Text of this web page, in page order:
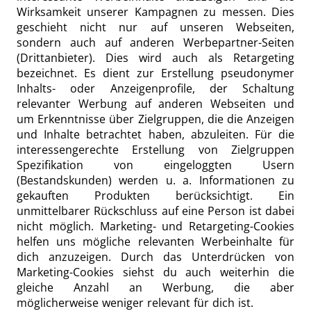
Wirksamkeit unserer Kampagnen zu messen. Dies
geschieht nicht nur auf unseren Webseiten,
sondern auch auf anderen Werbepartner-Seiten
(Drittanbieter). Dies wird auch als Retargeting
bezeichnet. Es dient zur Erstellung pseudonymer
Inhalts- oder Anzeigenprofile, der Schaltung
relevanter Werbung auf anderen Webseiten und
um Erkenntnisse über Zielgruppen, die die Anzeigen
und Inhalte betrachtet haben, abzuleiten. Für die
interessengerechte Erstellung von Zielgruppen
Spezifikation von eingeloggten Usern
(Bestandskunden) werden u. a. Informationen zu
gekauften Produkten berücksichtigt. Ein
unmittelbarer Rückschluss auf eine Person ist dabei
nicht möglich. Marketing- und Retargeting-Cookies
helfen uns mögliche relevanten Werbeinhalte für
dich anzuzeigen. Durch das Unterdrücken von
Marketing-Cookies siehst du auch weiterhin die
gleiche Anzahl an Werbung, die aber
möglicherweise weniger relevant für dich ist.